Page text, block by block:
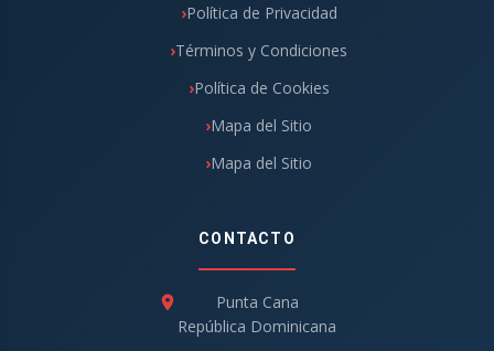
Política de Privacidad
Términos y Condiciones
Política de Cookies
Mapa del Sitio
Mapa del Sitio
CONTACTO
Punta Cana
República Dominicana